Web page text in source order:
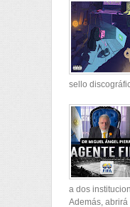
sello
a dos
Además, abrirá